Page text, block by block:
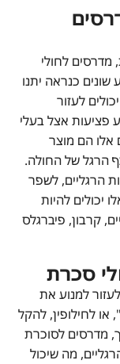
לחולי
כנראה יתנו
לעזור
פציעות אצל בעלי
אלו הם מוצר
הרגל של החולה.
הרגליים, לשפר
יכולים להיות
קרבון, פיברגלס
סכרת
למנוע את
לחילופין, להקל
מדרסים לסוכרת
מה שיכול